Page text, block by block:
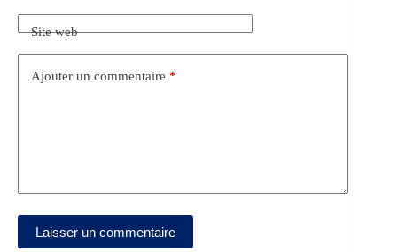
Site web
Ajouter un commentaire *
Laisser un commentaire